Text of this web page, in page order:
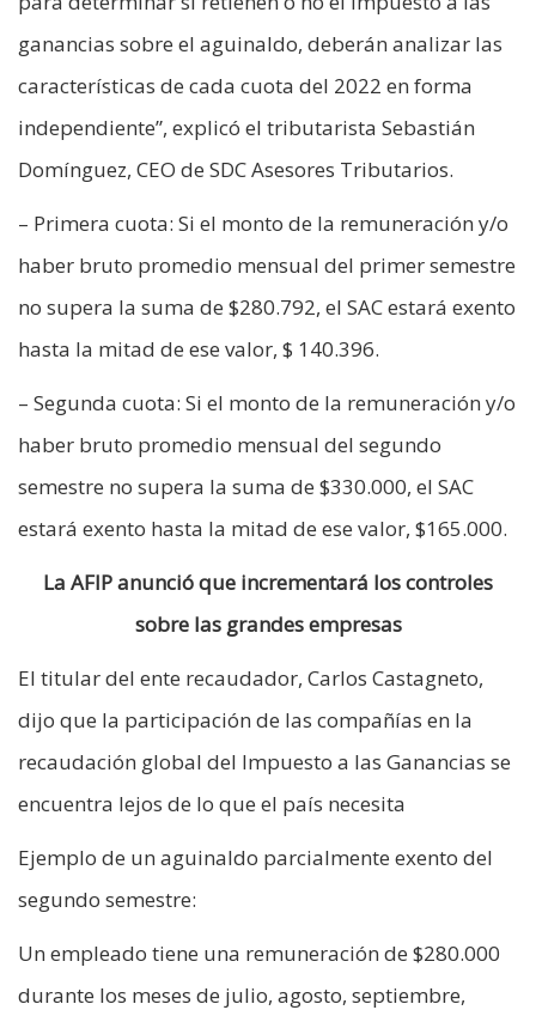
ganancias sobre el aguinaldo, deberán analizar las
características de cada cuota del 2022 en forma
independiente”, explicó el tributarista Sebastián
Domínguez, CEO de SDC Asesores Tributarios.
– Primera cuota: Si el monto de la remuneración y/o
haber bruto promedio mensual del primer semestre
no supera la suma de $280.792, el SAC estará exento
hasta la mitad de ese valor, $ 140.396.
– Segunda cuota: Si el monto de la remuneración y/o
haber bruto promedio mensual del segundo
semestre no supera la suma de $330.000, el SAC
estará exento hasta la mitad de ese valor, $165.000.
La AFIP anunció que incrementará los controles
sobre las grandes empresas
El titular del ente recaudador, Carlos Castagneto,
dijo que la participación de las compañías en la
recaudación global del Impuesto a las Ganancias se
encuentra lejos de lo que el país necesita
Ejemplo de un aguinaldo parcialmente exento del
segundo semestre:
Un empleado tiene una remuneración de $280.000
durante los meses de julio, agosto, septiembre,